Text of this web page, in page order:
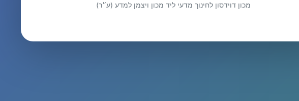
מכון דוידסון לחינוך מדעי ליד מכון ויצמן למדע (ע״ר)